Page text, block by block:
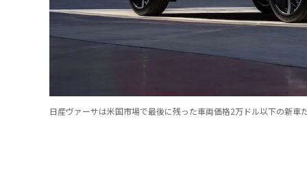
日産ヴァーサは米国市場で最後に残った車両価格2万ドル以下の新車